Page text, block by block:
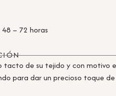
48 – 72 horas
tacto de su tejido y con motivo
para dar un precioso toque